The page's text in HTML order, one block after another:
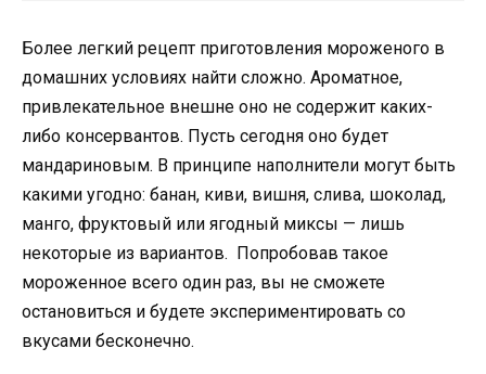
Более легкий рецепт приготовления мороженого в
домашних условиях найти сложно. Ароматное,
привлекательное внешне оно не содержит каких-
либо консервантов. Пусть сегодня оно будет
мандариновым. В принципе наполнители могут быть
какими угодно: банан, киви, вишня, слива, шоколад,
манго, фруктовый или ягодный миксы — лишь
некоторые из вариантов. Попробовав такое
мороженное всего один раз, вы не сможете
остановиться и будете экспериментировать со
вкусами бесконечно.